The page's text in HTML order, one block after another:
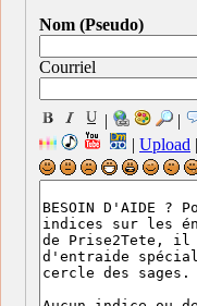
Nom (Pseudo)
Courriel
| |
| Upload |